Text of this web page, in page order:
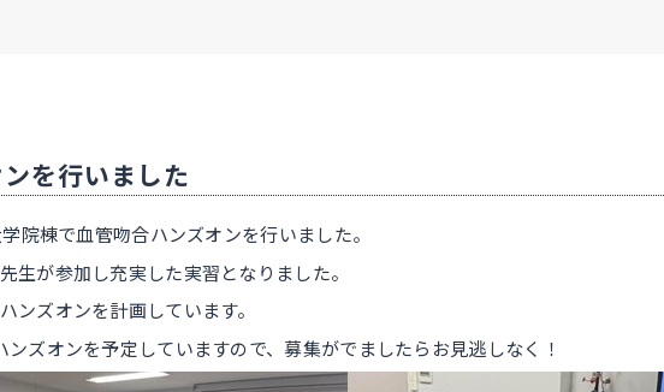
を行いました
院棟で血管吻合ハンズオンを行いました。
生が参加し充実した実習となりました。
ンズオンを計画しています。
ズオンを予定していますので、募集がでましたらお見逃しなく！